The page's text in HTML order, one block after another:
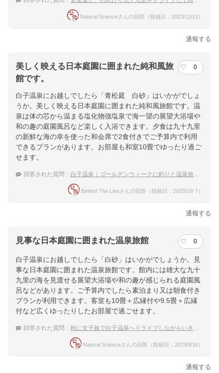
Natural Scienceさんの回答（投稿日：2023/12/13）
通報する
美しく映える日本庭園に囲まれた純和風旅
館です。
0
白子温泉にお越しでしたら「青松庭 白砂」はいかがでしょ
うか。美しく映える日本庭園に囲まれた純和風旅館です。温
泉は体の芯から温まる塩化物強塩泉で海一望の展望大浴場や
和の趣の庭園風呂など楽しく入浴できます。夕食は九十九里
の新鮮な海の幸を使った和会席で2食付きでご予算内で利用
できるプランがあります。お部屋も和室10畳でゆったり過ご
せます。
回答された質問： 白子温泉｜ゴールデンウィークに釣りと温泉旅行を楽しみたい！
Behind The Lineさんの回答（投稿日：2023/10/ 7）
通報する
見事な日本庭園に囲まれた温泉旅館 0
白子温泉にお越しでしたら「白砂」はいかがでしょうか。見
事な日本庭園に囲まれた温泉旅館です。館内には雄大な九十
九里の海を見渡せる展望大浴場や和の趣が感じられる庭園風
呂などがあります。ご予算内でしたら素泊まり又は朝食付き
プランが利用できます。客室も10畳＋広縁付や9.5畳＋広縁
付など広くゆったりしたお部屋で過ごせます。
回答された質問： 秋に女子旅で白子温泉へドライブしながらいきます。1泊10000円以下の安い宿を教えて！
Natural Scienceさんの回答（投稿日：2023/9/16）
通報する